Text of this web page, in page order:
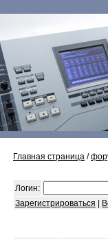
Главная страница /
Логин:
Зарегистрироваться